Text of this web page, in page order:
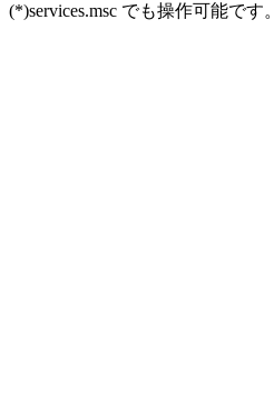
(*)services.msc でも操作可能です。